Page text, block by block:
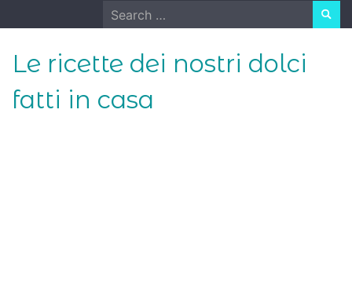
to
Search
for:
Le ricette dei nostri dolci
fatti in casa